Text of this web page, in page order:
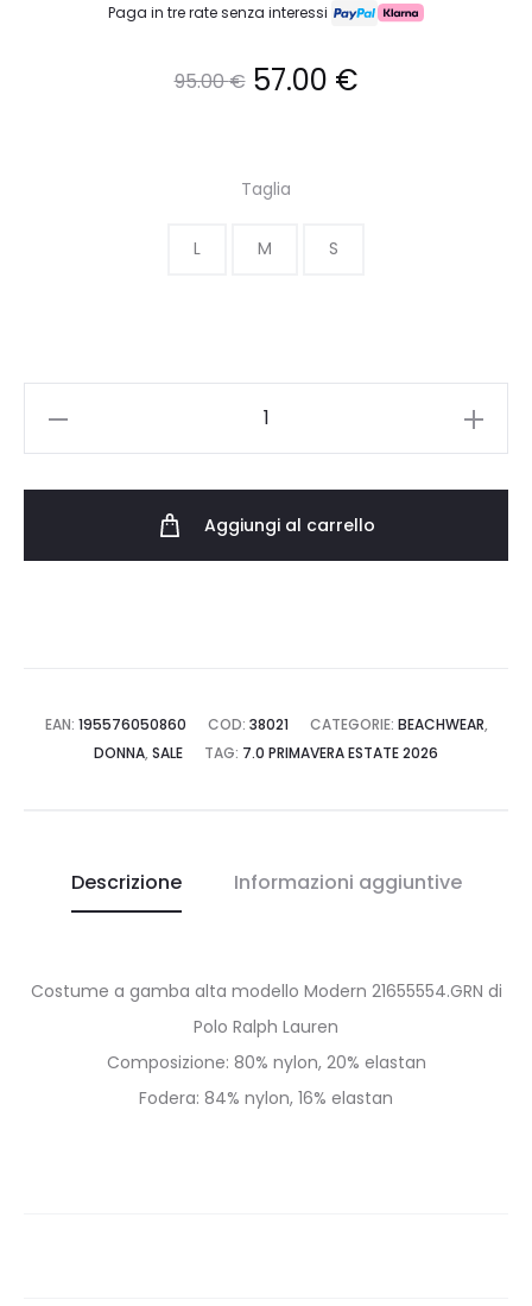
Paga in tre rate senza interessi
95.00€ Il
originale
era:
57.00 €Il
Taglia
L M S
Aggiungi al carrello
EAN: 195576050860 COD: 38021 CATEGORIE: BEACHWEAR,
DONNA, SALE TAG: 7.0 PRIMAVERA ESTATE 2026
Descrizione Informazioni aggiuntive
Costume a gamba alta modello Modern 21655554.GRN di
Polo Ralph Lauren
Composizione: 80% nylon, 20% elastan
Fodera: 84% nylon, 16% elastan